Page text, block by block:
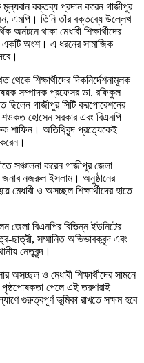
বক্তব্য প্রদান করেন গাজীপুর
এমপি। তিনি তাঁর বক্তব্যে উল্লেখ
থাকা মেধাবী শিক্ষার্থীদের
একটি অংশ। এ ধরনের সামাজিক
শিক্ষার্থীদের দিকনির্দেশনামূলক
বিষয়ক সম্পাদক প্রফেসর ডা. রফিকুল
গাজীপুর সিটি করপোরেশনের
হোসেন সরকার এবং বিএনপি
শাফিন। অতিথিবৃন্দ প্রত্যেকেই
সঞ্চালনা করেন গাজীপুর জেলা
জনাব নজরুল ইসলাম। অনুষ্ঠানের
ও অসচ্ছল শিক্ষার্থীদের হাতে
জেলা বিএনপির বিভিন্ন ইউনিটের
ছাত্রী, সম্মানিত অভিভাবকবৃন্দ এবং
নেতৃবৃন্দ।
ও মেধাবী শিক্ষার্থীদের সামনে
পেলে এই তরুণরাই
গুরুত্বপূর্ণ ভূমিকা রাখতে সক্ষম হবে